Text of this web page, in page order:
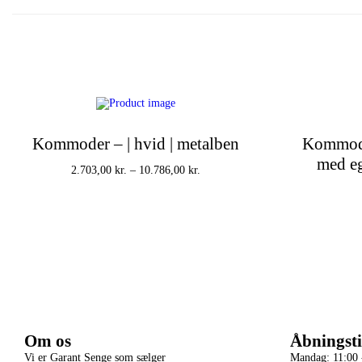
Kommoder – | hvid | metalben
2.703,00 kr. – 10.786,00 kr.
med
Om os
Vi er Garant Senge som sælger Mandag: 11:00